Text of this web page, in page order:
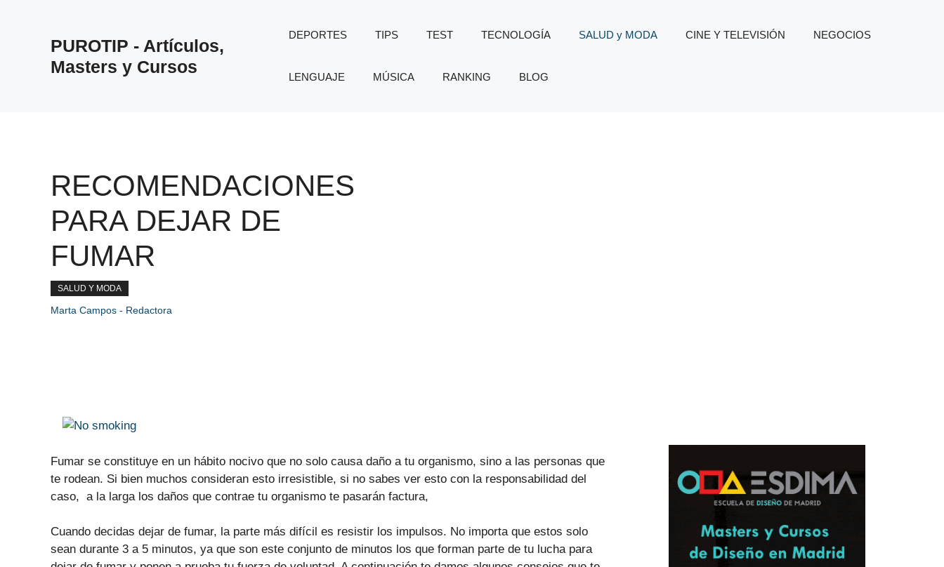
PUROTIP - Artículos,
Masters y Cursos
DEPORTES TIPS TEST TECNOLOGÍA SALUD y MODA CINE Y TELEVISIÓN NEGOCIOS
LENGUAJE MÚSICA RANKING BLOG
RECOMENDACIONES
PARA DEJAR DE
FUMAR
SALUD Y MODA
Marta Campos - Redactora
Fumar se constituye en un hábito nocivo que no solo causa daño a tu organismo, sino a las personas que
te rodean. Si bien muchos consideran esto irresistible, si no sabes ver esto con la responsabilidad del
caso, a la larga los daños que contrae tu organismo te pasarán factura,
Cuando decidas dejar de fumar, la parte más difícil es resistir los impulsos. No importa que estos solo
sean durante 3 a 5 minutos, ya que son este conjunto de minutos los que forman parte de tu lucha para